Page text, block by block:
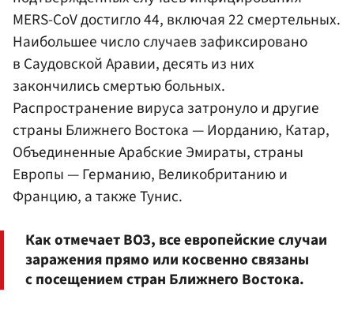
MERS-CoV достигло 44, включая 22 смертельных.
Наибольшее число случаев зафиксировано
в Саудовской Аравии, десять из них
закончились смертью больных.
Распространение вируса затронуло и другие
страны Ближнего Востока — Иорданию, Катар,
Объединенные Арабские Эмираты, страны
Европы — Германию, Великобританию и
Францию, а также Тунис.
Как отмечает ВОЗ, все европейские случаи
заражения прямо или косвенно связаны
с посещением стран Ближнего Востока.